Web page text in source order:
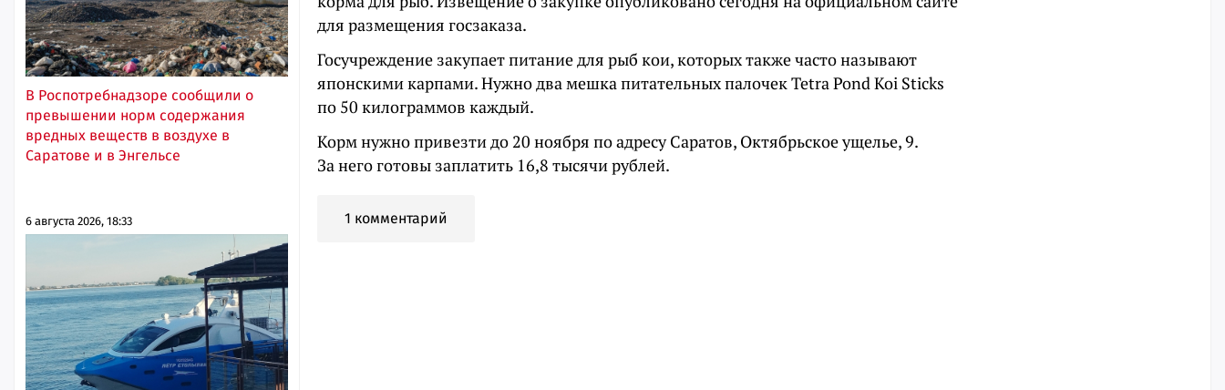
В Роспотребнадзоре сообщили о
превышении норм содержания
вредных веществ в воздухе в
Саратове и в Энгельсе
6 августа 2026, 18:33
для размещения госзаказа.
Госучреждение закупает питание для рыб кои, которых также часто называют
японскими карпами. Нужно два мешка питательных палочек Tetra Pond Koi Sticks
по 50 килограммов каждый.
Корм нужно привезти до 20 ноября по адресу Саратов, Октябрьское ущелье, 9.
За него готовы заплатить 16,8 тысячи рублей.
1 комментарий